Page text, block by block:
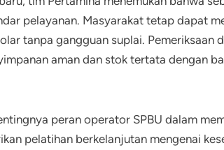
pelayanan. Masyarakat tetap dapat
tanpa gangguan suplai. Pemeriksaan
aman dan stok tertata dengan
peran operator SPBU dalam
pelatihan berkelanjutan mengenai